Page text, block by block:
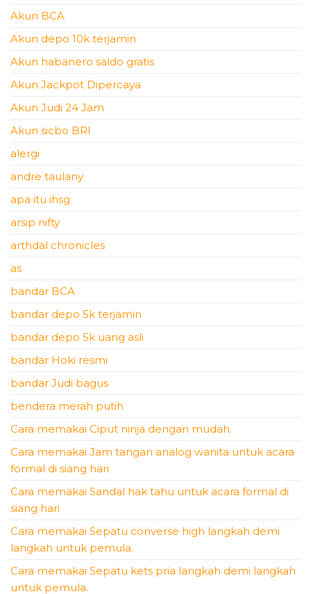
Akun BCA
Akun depo 10k terjamin
Akun habanero saldo gratis
Akun Jackpot Dipercaya
Akun Judi 24 Jam
Akun sicbo BRI
alergi
andre taulany
apa itu ihsg
arsip nifty
arthdal chronicles
as
bandar BCA
bandar depo 5k terjamin
bandar depo 5k uang asli
bandar Hoki resmi
bandar Judi bagus
bendera merah putih
Cara memakai Ciput ninja dengan mudah.
Cara memakai Jam tangan analog wanita untuk acara
formal di siang hari
Cara memakai Sandal hak tahu untuk acara formal di
siang hari
Cara memakai Sepatu converse high langkah demi
langkah untuk pemula.
Cara memakai Sepatu kets pria langkah demi langkah
untuk pemula.